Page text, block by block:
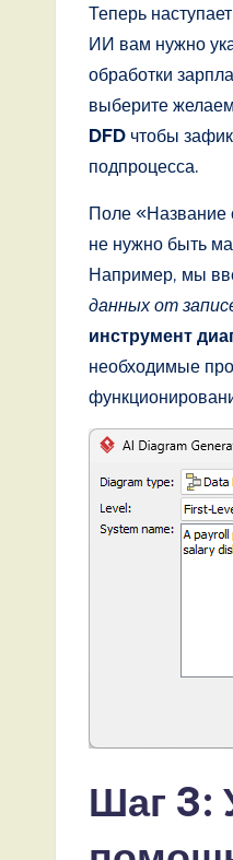
Теперь
ИИ вам нужно
обработки
выберите
DFD чтобы
подпроцесса.
Поле «Название
не нужно быть
Например, мы
данных от
инструмент
необходимые
Шаг 3: